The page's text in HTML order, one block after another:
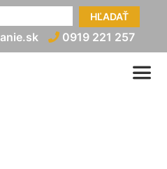
HĽADAŤ
0919 221 257